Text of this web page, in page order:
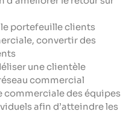
portefeuille clients
convertir des
une clientèle
commercial
des équipes
afin d’atteindre les